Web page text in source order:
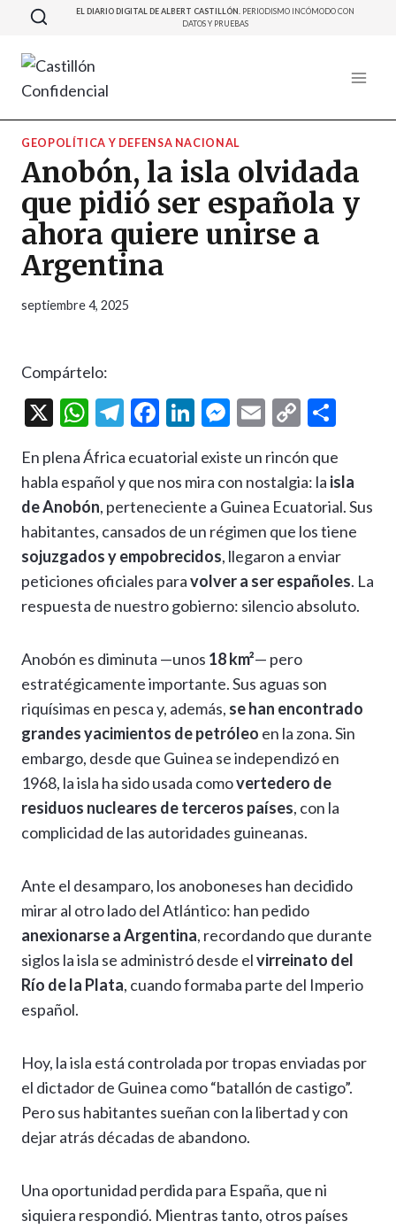
Saltar
contenido
EL DIARIO DIGITAL DE ALBERT CASTILLÓN. PERIODISMO INCÓMODO CON
DATOS Y PRUEBAS
GEOPOLÍTICA Y DEFENSA NACIONAL
Anobón, la isla olvidada
que pidió ser española y
ahora quiere unirse a
Argentina
septiembre 4, 2025
Compártelo:
X
W
h
at
s
A
p
p
T
e
gr
a
m
F
e
b
o
o
k
Li
ke
dI
n
M
se
n
g
er
E
ai
l
C
p
y
Li
n
k
m
p
ar
ti
r
En plena África ecuatorial existe un rincón que
habla español y que nos mira con nostalgia: la isla
de Anobón, perteneciente a Guinea Ecuatorial. Sus
habitantes, cansados de un régimen que los tiene
sojuzgados y empobrecidos, llegaron a enviar
peticiones oficiales paravolver a ser españoles. La
respuesta de nuestro gobierno: silencio absoluto.
Anobón es diminuta —unos 18 km²— pero
estratégicamente importante. Sus aguas son
riquísimas en pesca y, además, se han encontrado
grandes yacimientos de petróleo en la zona. Sin
embargo, desde que Guinea se independizó en
1968, la isla ha sido usada comovertedero de
residuos nucleares de terceros países, con la
complicidad de las autoridades guineanas.
Ante el desamparo, los anoboneses han decidido
mirar al otro lado del Atlántico: han pedido
anexionarse a Argentina, recordando que durante
siglos la isla se administró desde elvirreinato del
Río de la Plata, cuando formaba parte del Imperio
español.
Hoy, la isla está controlada por tropas enviadas por
el dictador de Guinea como “batallón de castigo”.
Pero sus habitantes sueñan con la libertad y con
dejar atrás décadas de abandono.
Una oportunidad perdida para España, que ni
siquiera respondió. Mientras tanto, otros países